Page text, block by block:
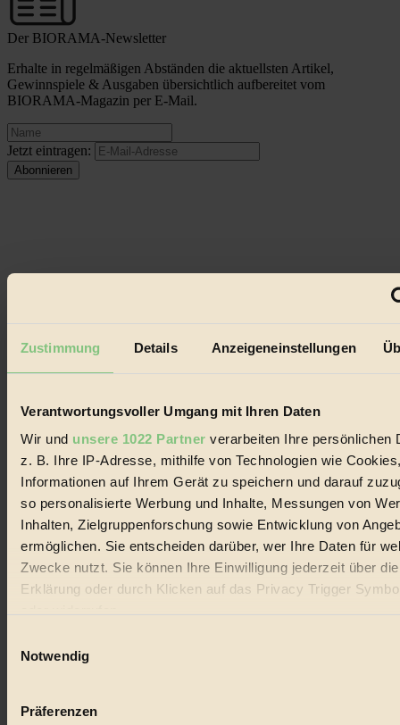
Zustimmung Details Anzeigeneinstellungen
Verantwortungsvoller Umgang mit Ihren Daten
Wir und unsere 1022 Partner verarbeiten Ihre persönlichen
z. B. Ihre IP-Adresse, mithilfe von Technologien wie
Informationen auf Ihrem Gerät zu speichern und darauf
so personalisierte Werbung und Inhalte, Messungen von
Inhalten, Zielgruppenforschung sowie Entwicklung von
ermöglichen. Sie entscheiden darüber, wer Ihre Daten für
Zwecke nutzt. Sie können Ihre Einwilligung jederzeit über
Erklärung oder durch Klicken auf das Privacy Trigger
Wenn Sie es erlauben, würden wir auch gerne:
Ihr Gerät durch aktives Scannen nach bestimmten
Notwendig
Präferenzen
Der BIORAMA-Newsletter
Erhalte in regelmäßigen Abständen die aktuellsten Artikel,
Gewinnspiele & Ausgaben übersichtlich aufbereitet vom
BIORAMA-Magazin per E-Mail.
Jetzt eintragen:
© 2026 Biorama GmbH
Datenschutz
Mediadaten
Biorama steht für einen nachhaltigen Lebensstil und bewussten
und Produkte, ein Leitfaden im schnell wachsenden Markt des
Handels mit Bioprodukten, des Fair-Trade sowie der Branche
alternativer Energien.
Social Media
22.601 Fans auf Facebook
3.415 Follower auf Twitter
Folge uns auf Instagram
Themen
Bio
#
Nachhaltigkeit